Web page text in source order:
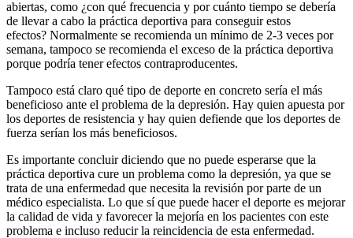
abiertas, como ¿con qué frecuencia y por cuánto tiempo se debería
de llevar a cabo la práctica deportiva para conseguir estos
efectos? Normalmente se recomienda un mínimo de 2-3 veces por
semana, tampoco se recomienda el exceso de la práctica deportiva
porque podría tener efectos contraproducentes.
Tampoco está claro qué tipo de deporte en concreto sería el más
beneficioso ante el problema de la depresión. Hay quien apuesta por
los deportes de resistencia y hay quien defiende que los deportes de
fuerza serían los más beneficiosos.
Es importante concluir diciendo que no puede esperarse que la
práctica deportiva cure un problema como la depresión, ya que se
trata de una enfermedad que necesita la revisión por parte de un
médico especialista. Lo que sí que puede hacer el deporte es mejorar
la calidad de vida y favorecer la mejoría en los pacientes con este
problema e incluso reducir la reincidencia de esta enfermedad.